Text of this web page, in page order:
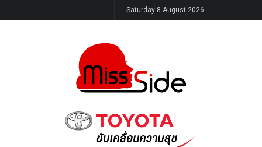
Saturday 8 August 2026